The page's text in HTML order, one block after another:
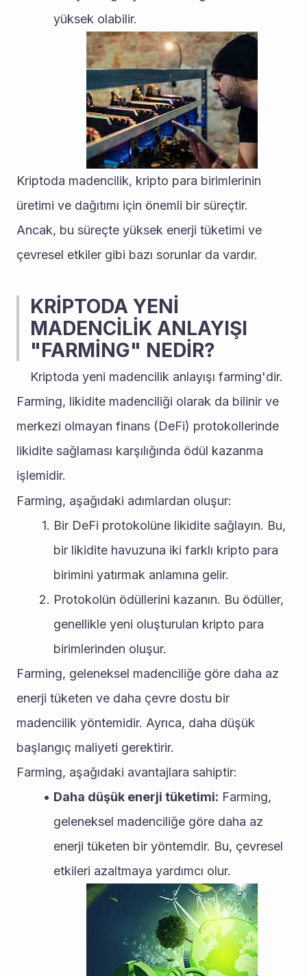
yüksek olabilir.
Kriptoda madencilik, kripto para birimlerinin
üretimi ve dağıtımı için önemli bir süreçtir.
Ancak, bu süreçte yüksek enerji tüketimi ve
çevresel etkiler gibi bazı sorunlar da vardır.
KRİPTODA YENİ
MADENCİLİK ANLAYIŞI
"FARMİNG" NEDİR?
Farming, likidite madenciliği olarak da bilinir ve
merkezi olmayan finans (DeFi) protokollerinde
likidite sağlaması karşılığında ödül kazanma
işlemidir.
Farming, aşağıdaki adımlardan oluşur:
Bir DeFi protokolüne likidite sağlayın. Bu,
bir likidite havuzuna iki farklı kripto para
birimini yatırmak anlamına gelir.
Protokolün ödüllerini kazanın. Bu ödüller,
genellikle yeni oluşturulan kripto para
birimlerinden oluşur.
Farming, geleneksel madenciliğe göre daha az
enerji tüketen ve daha çevre dostu bir
madencilik yöntemidir. Ayrıca, daha düşük
başlangıç maliyeti gerektirir.
Farming, aşağıdaki avantajlara sahiptir:
Daha düşük enerji tüketimi: Farming,
geleneksel madenciliğe göre daha az
enerji tüketen bir yöntemdir. Bu, çevresel
etkileri azaltmaya yardımcı olur.